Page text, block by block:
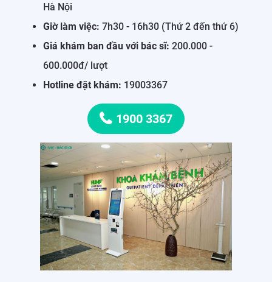
Hà Nội
Giờ làm việc: 7h30 - 16h30 (Thứ 2 đến thứ 6)
Giá khám ban đầu với bác sĩ: 200.000 -
600.000đ/ lượt
Hotline đặt khám: 19003367
1900 3367